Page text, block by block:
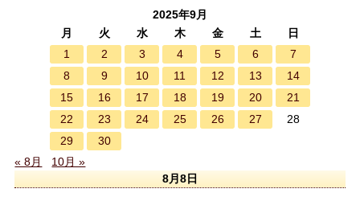
2025年9月
月
火 水 木 金 土
日
1
2 3 4 5 6
7
8
9 10 11 12 13
14
15
16 17 18 19 20
21
22
23 24 25 26 27
28
29
30
« 8月
10月 »
8月8日